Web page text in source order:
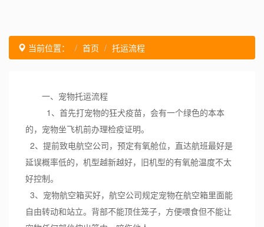
当前位置： 首页 托运流程
一、宠物托运流程
1、首先打宠物的狂犬疫苗，会有一个绿色的本本
的，宠物坐飞机前办理检疫证明。
2、提前致电航空公司，预定有氧舱位，直达航班最好是
延误概率低的，机型越新越好，旧机型的有氧舱温度不太
好控制。
3、宠物航空箱买好，航空公司规定宠物在航空箱里面能
自由转动和站立。背部不能顶住笼子，方便喂食但不能让